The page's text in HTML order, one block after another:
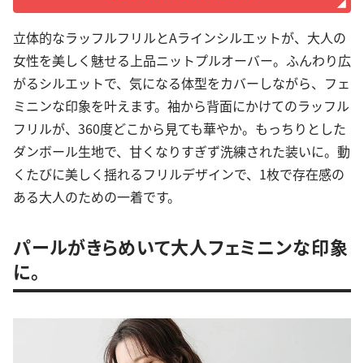
立体的なラッフルフリルとAラインシルエットが、大人の
女性を美しく魅せる上品ニットプルオーバー。ふんわり広
がるシルエットで、気になる体型をカバーしながら、フェ
ミニンな印象を叶えます。袖から背面にかけてのラッフル
フリルが、360度どこから見ても華やか。もっちりとした
ダンボール生地で、甘くなりすぎず洗練された装いに。動
くたびに美しく揺れるフリルデザインで、1枚で存在感の
ある大人のための一着です。
パールがきらめいて大人フェミニンな印象
に。